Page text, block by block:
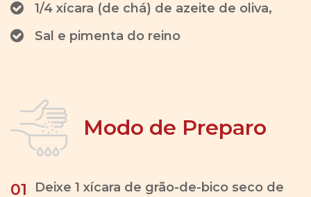
1/4 xícara (de chá) de azeite de oliva,
Sal e pimenta do reino
Modo de Preparo
01 Deixe 1 xícara de grão-de-bico seco de